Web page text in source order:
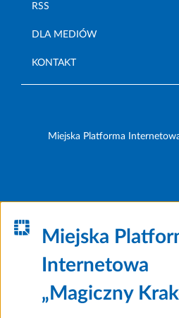
RSS
DLA MEDIÓW
KONTAKT
Miejska Platforma
Miejska
Internetowa
„Magiczny